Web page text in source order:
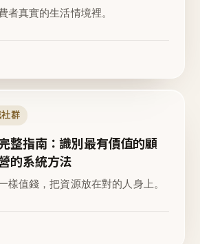
者真實的生活情境裡。
群
整指南：識別最有價值的顧
的系統方法
樣值錢，把資源放在對的人身上。